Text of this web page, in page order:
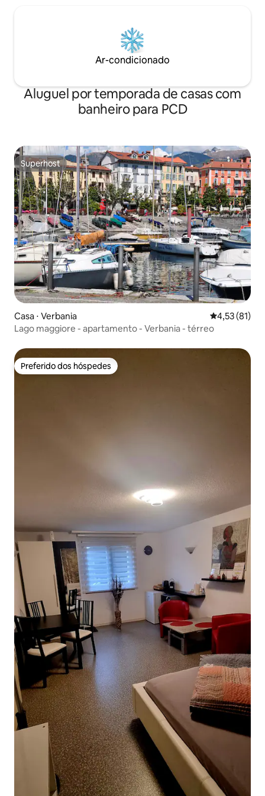
Ar-condicionado
Aluguel por temporada de casas com
banheiro para PCD
Superhost
Superhost
Casa ⋅ Verbania 4,53 de uma
4,53 (81)
Lago maggiore - apartamento - Verbania - térreo
Preferido dos hóspedes
Preferido dos hóspedes